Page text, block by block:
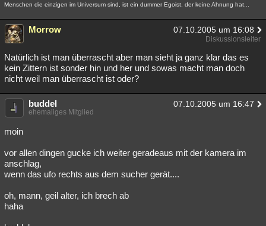
Menschen die einzigen im Universum sind, ist ein dummer Egoist, der keine Ahnung hat...
Morrow 07.10.2005 um 16:08
Diskussionsleiter
Natürlich ist man überrascht aber man sieht ja ganz klar das es
kein Zittern ist sonder hin und her und sowas macht man doch
nicht weil man überrascht ist oder?
buddel 07.10.2005 um 16:47
ehemaliges Mitglied
moin
vor allen dingen gucke ich weiter geradeaus mit der kamera im
anschlag,
wenn das ufo rechts aus dem sucher gerät....
oh, mann, geil alter, ich brech ab
haha